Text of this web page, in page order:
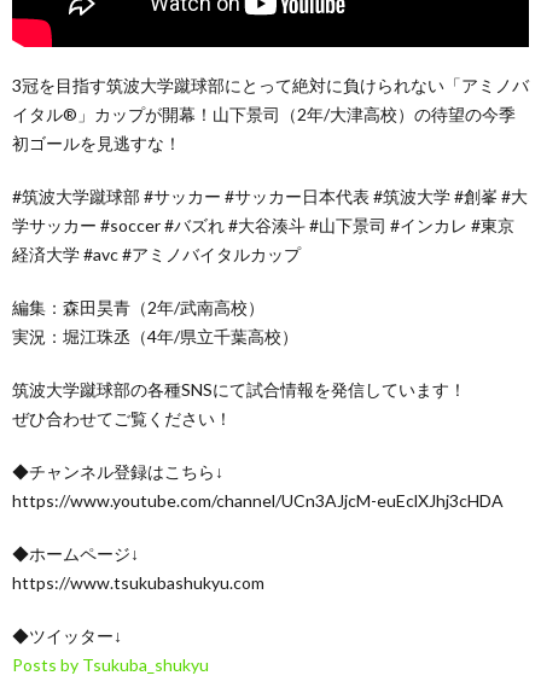
3冠を目指す筑波大学蹴球部にとって絶対に負けられない「アミノバ
イタル®」カップが開幕！山下景司（2年/大津高校）の待望の今季
初ゴールを見逃すな！
#筑波大学蹴球部 #サッカー #サッカー日本代表 #筑波大学 #創峯 #大
学サッカー #soccer #バズれ #大谷湊斗 #山下景司 #インカレ #東京
経済大学 #avc #アミノバイタルカップ
編集：森田昊青（2年/武南高校）
実況：堀江珠丞（4年/県立千葉高校）
筑波大学蹴球部の各種SNSにて試合情報を発信しています！
ぜひ合わせてご覧ください！
◆チャンネル登録はこちら↓
https://www.youtube.com/channel/UCn3AJjcM-euEclXJhj3cHDA
◆ホームページ↓
https://www.tsukubashukyu.com
◆ツイッター↓
Posts by Tsukuba_shukyu